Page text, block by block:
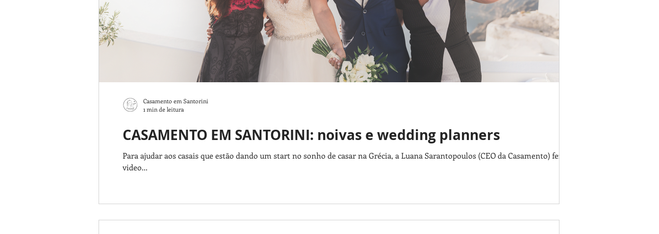
CASAMENTO EM SANTORINI: noivas e wedding planners
Para ajudar aos casais que estão dando um start no sonho de casar na Grécia, a Luana Sarantopoulos (CEO da Casamento) fez esse
video...
Casamento em Santorini
1 min de leitura